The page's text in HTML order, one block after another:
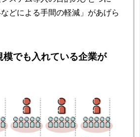
などによる手間の軽減」があげら
模でも入れている企業が